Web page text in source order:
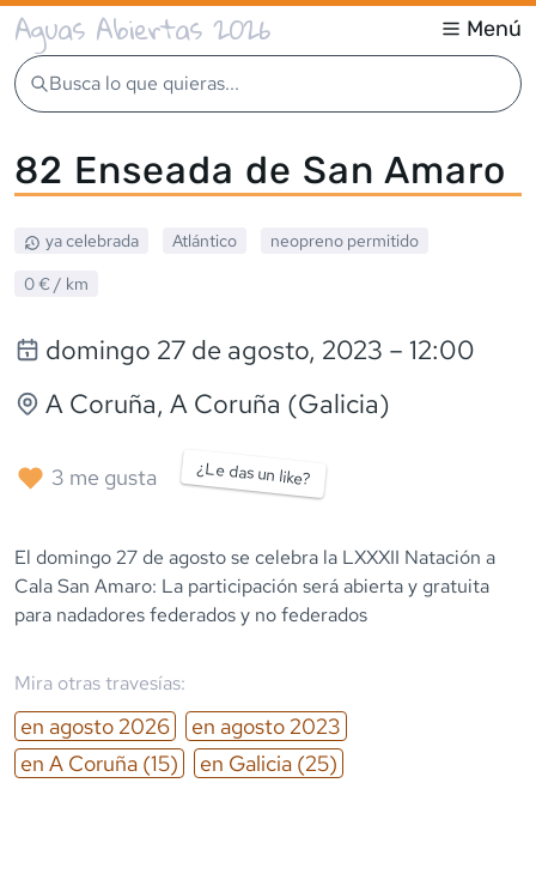
Aguas Abiertas 2026 Menú
Busca lo que quieras...
82 Enseada de San Amaro
ya celebrada Atlántico neopreno permitido
0 € / km
domingo 27 de agosto, 2023 – 12:00
A Coruña, A Coruña (Galicia)
3 me gusta ¿Le das un like?
El domingo 27 de agosto se celebra la LXXXII Natación a
Cala San Amaro: La participación será abierta y gratuita
para nadadores federados y no federados
Mira otras travesías:
en agosto 2026 en agosto 2023
en A Coruña (15) en Galicia (25)